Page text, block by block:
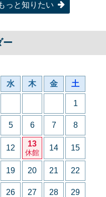
っと知りたい
ー
水 木 金 土
1
5 6 7 8
12 13
休館
14 15
19 20 21 22
26 27 28 29